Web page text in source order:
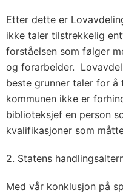
Etter dette er
ikke taler tilstrekkelig
forståelsen som følger
og forarbeider.
beste grunner taler for
kommunen ikke er
biblioteksjef en person
kvalifikasjoner som
2. Statens
Med vår konklusjon på